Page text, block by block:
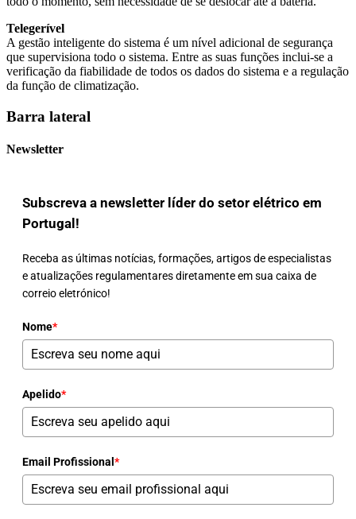
Telegerível
A gestão inteligente do sistema é um nível adicional de segurança
que supervisiona todo o sistema. Entre as suas funções inclui-se a
verificação da fiabilidade de todos os dados do sistema e a regulação
da função de climatização.
Barra lateral
Newsletter
Subscreva a newsletter líder do setor elétrico em
Portugal!
Receba as últimas notícias, formações, artigos de especialistas
e atualizações regulamentares diretamente em sua caixa de
correio eletrónico!
Nome*
Apelido*
Email Profissional *